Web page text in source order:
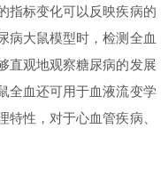
指标变化可以反映疾病的
病大鼠模型时，检测全血
直观地观察糖尿病的发展
全血还可用于血液流变学
性，对于心血管疾病、